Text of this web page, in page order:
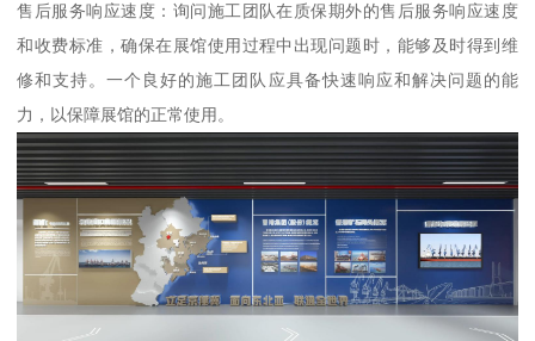
售后服务响应速度：询问施工团队在质保期外的售后服务响应速度
和收费标准，确保在展馆使用过程中出现问题时，能够及时得到维
修和支持。一个良好的施工团队应具备快速响应和解决问题的能
力，以保障展馆的正常使用。